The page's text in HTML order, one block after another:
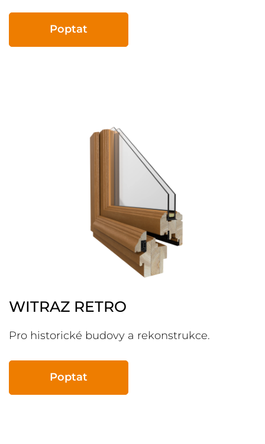
Poptat
WITRAZ RETRO
Pro historické budovy a rekonstrukce.
Poptat